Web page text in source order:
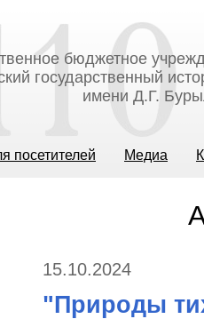
бюджетное
государственный
имени Д.Г.
посетителей Медиа
15.10.2024
"Природы